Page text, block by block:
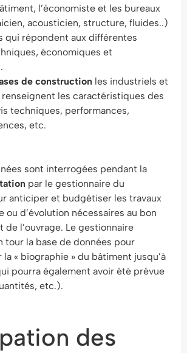
l’économiste et les bureaux
acousticien, structure, fluides..)
qui répondent aux différentes
économiques et
de construction les industriels et
les caractéristiques des
techniques, performances,
etc.
sont interrogées pendant la
par le gestionnaire du
anticiper et budgétiser les travaux
ou d’évolution nécessaires au bon
de l’ouvrage. Le gestionnaire
tour la base de données pour
la « biographie » du bâtiment jusqu’à
pourra également avoir été prévue
etc.).
des